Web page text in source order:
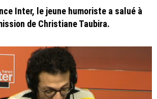
Inter, le jeune humoriste a salué à
de Christiane Taubira.